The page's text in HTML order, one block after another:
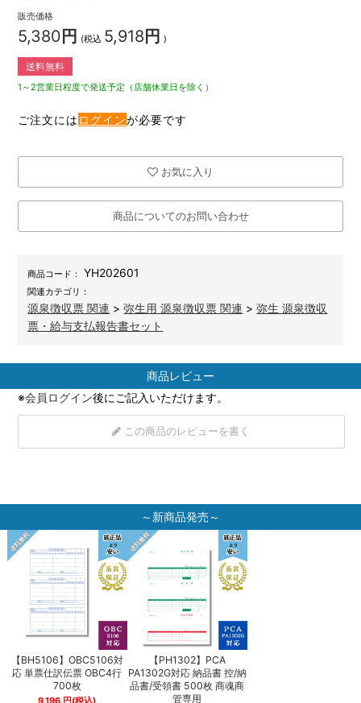
販売価格
5,380 円 (税込 5,918 円 )
送料無料
1～2営業日程度で発送予定（店舗休業日を除く）
ご注文には ログインが必要です
お気に入り
商品についてのお問い合わせ
商品コード： YH202601
関連カテゴリ：
源泉徴収票 関連 >弥生用 源泉徴収票 関連 >弥生 源泉徴収
票・給与支払報告書セット
商品レビュー
※会員ログイン後にご記入いただけます。
この商品のレビューを書く
～新商品発売～
【BH5106】OBC5106対
応 単票仕訳伝票 OBC4行
700枚
9,196 円(税込)
【PH1302】PCA
PA1302G対応 納品書 控/納
品書/受領書 500枚 商魂商
管専用